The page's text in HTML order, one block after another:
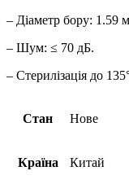
– Діаметр бору: 1.59
– Шум: ≤ 70 дБ.
– Стерилізація до
Стан Нове
Країна Китай